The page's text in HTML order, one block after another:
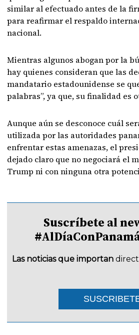
similar al efectuado antes de la
para reafirmar el respaldo
nacional.
Mientras algunos abogan por la
hay quienes consideran que las
mandatario estadounidense se
palabras”, ya que, su finalidad es
Aunque aún se desconoce cuál
utilizada por las autoridades
enfrentar estas amenazas, el
dejado claro que no negociará el
Trump ni con ninguna otra
Suscríbete al
Las noticias que importan